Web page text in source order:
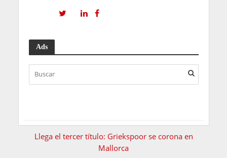
Ads
Llega el tercer título: Griekspoor se corona en
Mallorca